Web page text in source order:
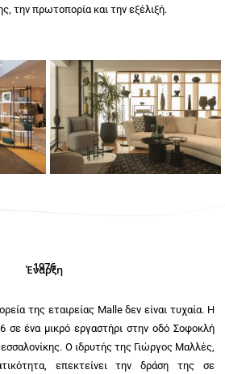
την πρωτοπορία και την εξέλιξή.
1976
Έναρξη
της εταιρείας Malle δεν είναι τυχαία. Η
σε ένα μικρό εργαστήρι στην οδό Σοφοκλή
Ο ιδρυτής της Γιώργος Μαλλές,
επεκτείνει την δράση της σε